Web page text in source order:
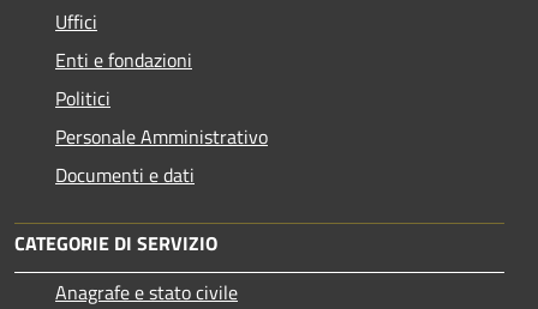
Uffici
Enti e fondazioni
Politici
Personale Amministrativo
Documenti e dati
CATEGORIE DI SERVIZIO
Anagrafe e stato civile